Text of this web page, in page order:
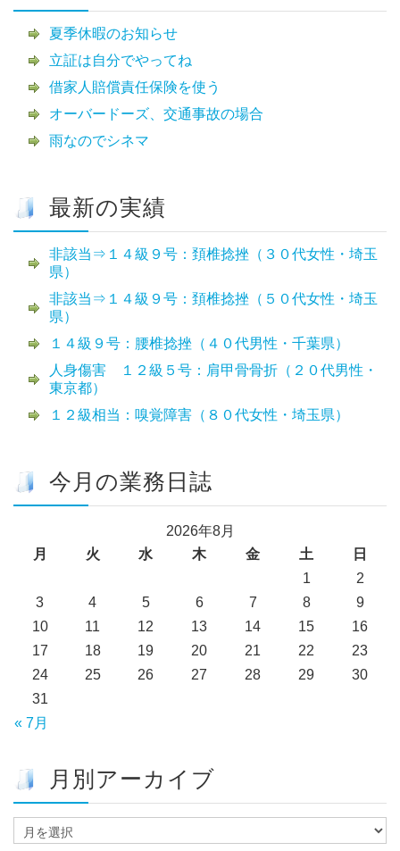
夏季休暇のお知らせ
立証は自分でやってね
借家人賠償責任保険を使う
オーバードーズ、交通事故の場合
雨なのでシネマ
最新の実績
非該当⇒１４級９号：頚椎捻挫（３０代女性・埼玉
県）
非該当⇒１４級９号：頚椎捻挫（５０代女性・埼玉
県）
１４級９号：腰椎捻挫（４０代男性・千葉県）
人身傷害 １２級５号：肩甲骨骨折（２０代男性・
東京都）
１２級相当：嗅覚障害（８０代女性・埼玉県）
今月の業務日誌
2026年8月
月
火 水 木 金 土 日
« 7月
1
2
3
4 5 6 7 8
9
10
11 12 13 14 15
16
17
18 19 20 21 22
23
24
25 26 27 28 29
30
31
月別アーカイブ
別